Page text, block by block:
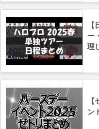
ー
理
ン